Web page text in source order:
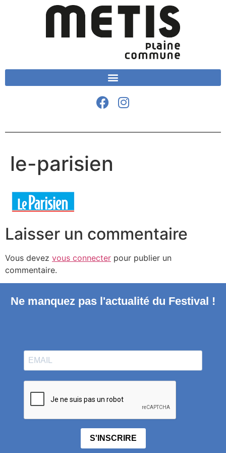
le-parisien
Laisser un commentaire
Vous devez vous connecter pour publier un
commentaire.
Ne manquez pas l'actualité du Festival !
S'INSCRIRE